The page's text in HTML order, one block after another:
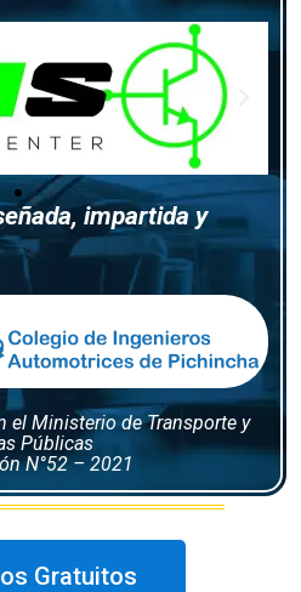
impartida y
el Ministerio de Transporte y
Públicas
N°52 – 2021
Gratuitos